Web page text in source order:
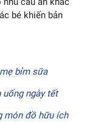
bé khiến bản
bỉm sữa
uống ngày tết
món đồ hữu ích